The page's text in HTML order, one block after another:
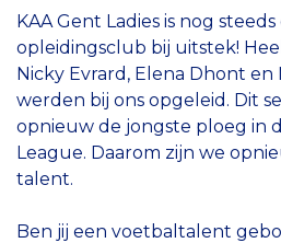
KAA Gent Ladies is nog
opleidingsclub bij uitstek!
Nicky Evrard, Elena Dhont en
werden bij ons opgeleid. Dit
opnieuw de jongste ploeg in
League. Daarom zijn we
talent.
Ben jij een voetbaltalent